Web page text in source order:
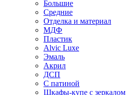
Большие
Средние
Отделка и материал
МДФ
Пластик
Alvic Luxe
Эмаль
Акрил
ДСП
С патиной
Шкафы-купе с зеркалом